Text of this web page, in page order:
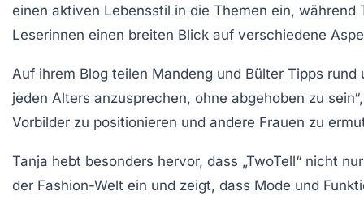
einen aktiven Lebensstil in die Themen ein, während
Leserinnen einen breiten Blick auf verschiedene
Auf ihrem Blog teilen Mandeng und Bülter Tipps rund
jeden Alters anzusprechen, ohne abgehoben zu
Vorbilder zu positionieren und andere Frauen zu
Tanja hebt besonders hervor, dass „TwoTell“ nicht
der Fashion-Welt ein und zeigt, dass Mode und